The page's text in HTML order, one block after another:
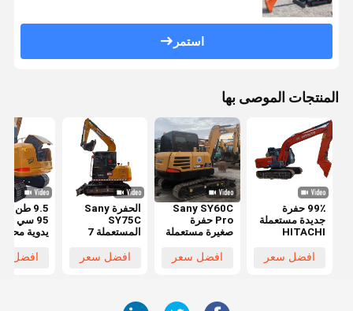
استمر
المنتجات الموصى بها
99٪ حفرة
جديدة مستعملة
HITACHI
EPA CE
افضل سعر
Sany SY60C
Pro حفرة
صغيرة مستعملة
Sy75 Sy95
حفرة مستعملة
افضل سعر
الحفرة Sany
SY75C
المستعملة 7
الجديد تماما SYافضل سعر
9.5 طن
95 سي
يدوية
الزحفية
افضل